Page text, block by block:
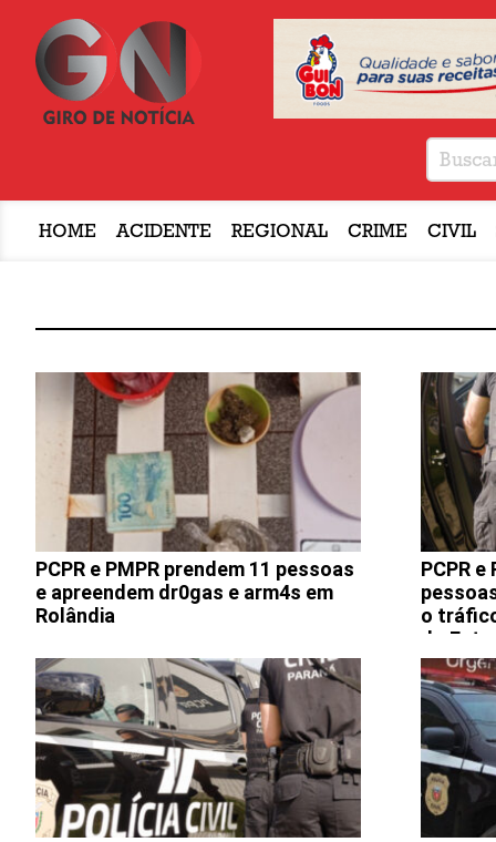
HOME ACIDENTE REGIONAL CRIME CIVIL
PCPR e PMPR prendem 11 pessoas
e apreendem dr0gas e arm4s em
Rolândia
PCPR
o
do